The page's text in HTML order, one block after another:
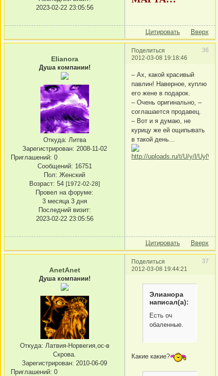
2023-02-22 23:05:56
Цитировать Вверх
Поделиться
36
2012-03-08 19:18:46
Elianora
Душа компании!
Откуда: Литва
Зарегистрирован: 2008-11-02
Приглашений: 0
Сообщений: 16751
Пол: Женский
Возраст: 54 [1972-02-28]
Провел на форуме:
3 месяца 3 дня
Последний визит:
2023-02-22 23:05:56
– Ах, какой красивый
павлин! Наверное, куплю
его жене в подарок.
– Очень оригинально, –
соглашается продавец.
– Вот и я думаю, не
курицу же ей ощипывать
в такой день…
Цитировать Вверх
Поделиться
37
2012-03-08 19:44:21
AnetAnet
Душа компании!
Откуда: Латвия-Норвегия,ос-в
Скрова.
Зарегистрирован: 2010-06-09
Приглашений: 0
Элианора
написал(а):
Есть оч
обаленные.
Какие какие?